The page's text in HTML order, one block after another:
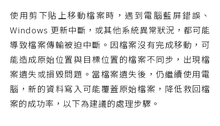
使用剪下貼上移動檔案時，遇到電腦藍屏錯誤、
Windows 更新中斷，或其他系統異常狀況，都可能
導致檔案傳輸被迫中斷。因檔案沒有完成移動，可
能造成原始位置與目標位置的檔案不同步，出現檔
案遺失或損毀問題。當檔案遺失後，仍繼續使用電
腦，新的資料寫入可能覆蓋原始檔案，降低救回檔
案的成功率，以下為建議的處理步驟。